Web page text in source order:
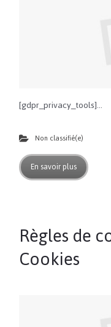
[gdpr_privacy_tools]…
Non classifié(e)
En savoir plus
Règles de
Cookies